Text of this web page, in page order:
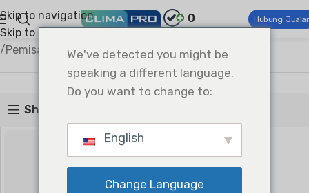
Skip to navigation
Skip to main content
0 Hubungi
Climapro® Keselesaan Rumah Penghawa Dingin Kediaman
Pemisahan Berdiri Lantai
Pemisahan Berdiri Lantai
Show sidebar
We've detected you might be
speaking a different language.
Do you want to change to:
English
Change Language